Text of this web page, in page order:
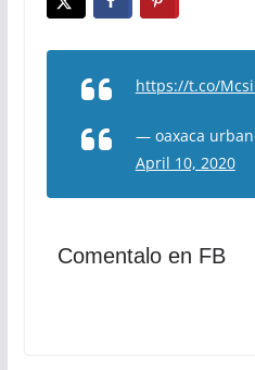
https://t.co/
— oaxaca
April 10, 2020
Comentalo en FB